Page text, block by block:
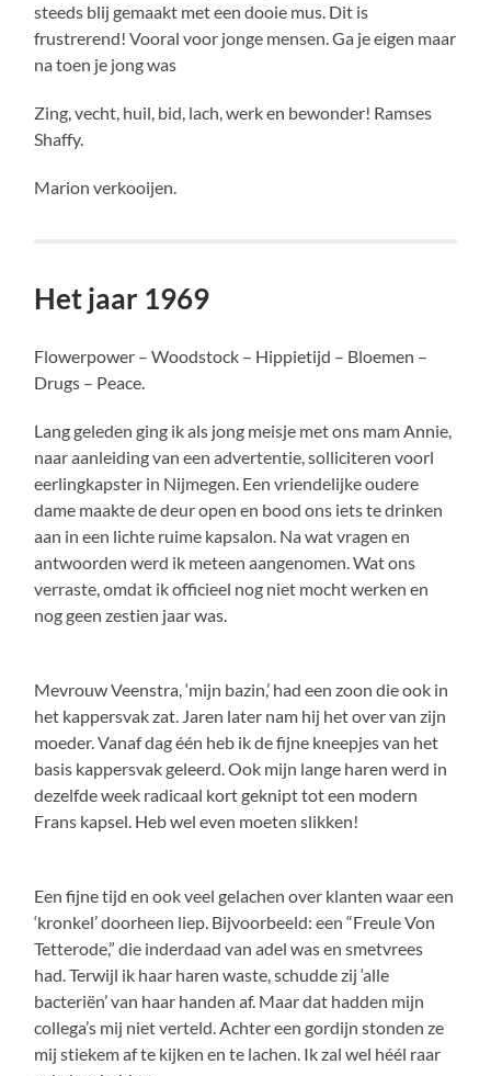
steeds blij gemaakt met een dooie mus. Dit is
frustrerend! Vooral voor jonge mensen. Ga je eigen maar
na toen je jong was
Zing, vecht, huil, bid, lach, werk en bewonder! Ramses
Shaffy.
Marion verkooijen.
Het jaar 1969
Flowerpower – Woodstock – Hippietijd – Bloemen –
Drugs – Peace.
Lang geleden ging ik als jong meisje met ons mam Annie,
naar aanleiding van een advertentie, solliciteren voorl
eerlingkapster in Nijmegen. Een vriendelijke oudere
dame maakte de deur open en bood ons iets te drinken
aan in een lichte ruime kapsalon. Na wat vragen en
antwoorden werd ik meteen aangenomen. Wat ons
verraste, omdat ik officieel nog niet mocht werken en
nog geen zestien jaar was.
Mevrouw Veenstra, ‘mijn bazin,’ had een zoon die ook in
het kappersvak zat. Jaren later nam hij het over van zijn
moeder. Vanaf dag één heb ik de fijne kneepjes van het
basis kappersvak geleerd. Ook mijn lange haren werd in
dezelfde week radicaal kort geknipt tot een modern
Frans kapsel. Heb wel even moeten slikken!
Een fijne tijd en ook veel gelachen over klanten waar een
‘kronkel’ doorheen liep. Bijvoorbeeld: een “Freule Von
Tetterode,” die inderdaad van adel was en smetvrees
had. Terwijl ik haar haren waste, schudde zij ‘alle
bacteriën’ van haar handen af. Maar dat hadden mijn
collega’s mij niet verteld. Achter een gordijn stonden ze
mij stiekem af te kijken en te lachen. Ik zal wel héél raar